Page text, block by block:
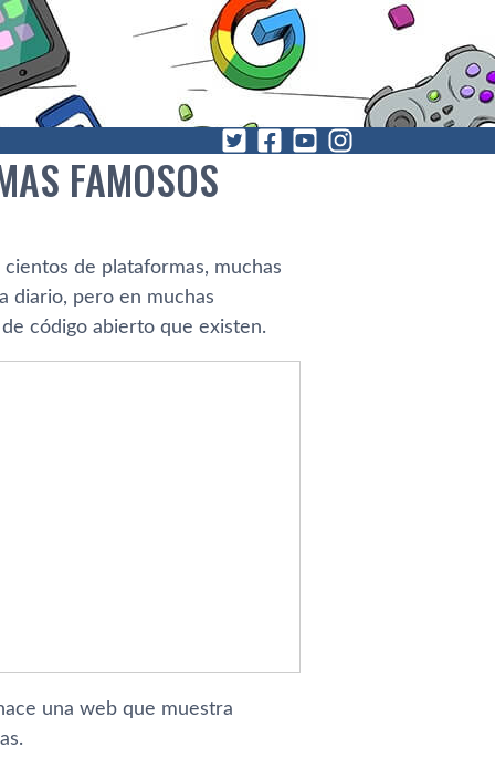
FAMOSOS
de plataformas, muchas
diario, pero en muchas
código abierto que existen.
una web que muestra